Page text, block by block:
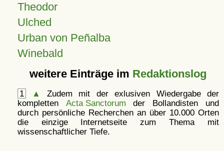
Theodor
Ulched
Urban von Peñalba
Winebald
weitere Einträge im Redaktionslog
1 ▲
Zudem mit der exlusiven Wiedergabe der
kompletten Acta Sanctorum der Bollandisten und
durch persönliche Recherchen an über 10.000 Orten
die einzige Internetseite zum Thema mit
wissenschaftlicher Tiefe.